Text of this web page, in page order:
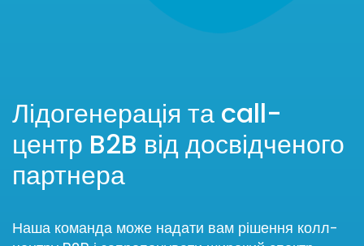
Лідогенерація та call-
центр B2B від досвідченого
партнера
Наша команда може надати вам рішення колл-